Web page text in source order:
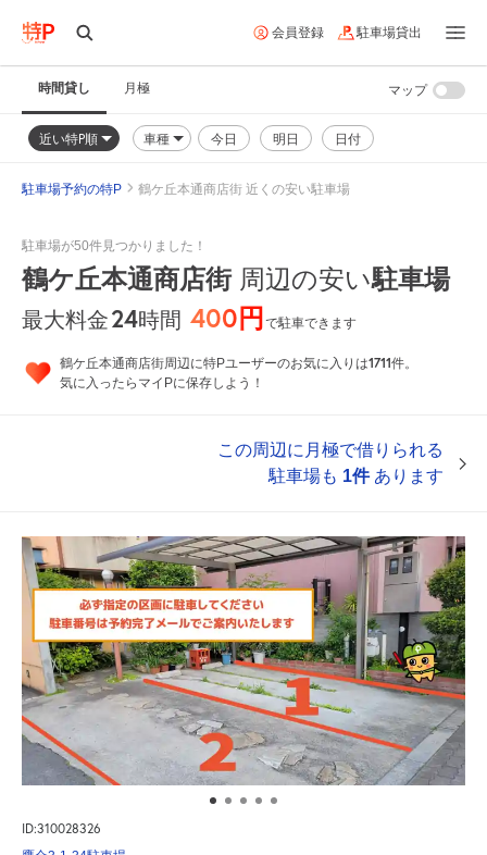
会員登録 駐車場貸出
時間貸し 月極
近い特P順 車種 今日 明日 日付
マップ
駐車場予約の特P 鶴ケ丘本通商店街 近くの安い駐車場
駐車場が50件見つかりました！
鶴ケ丘本通商店街周辺の安い駐車場
最大料金24時間 400円で駐車できます
鶴ケ丘本通商店街周辺に特Pユーザーのお気に入りは1711件。
気に入ったらマイPに保存しよう！
この周辺に月極で借りられる
駐車場も 1件あります
ID:310028326